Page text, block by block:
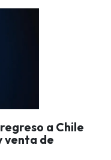
a Chile
venta de